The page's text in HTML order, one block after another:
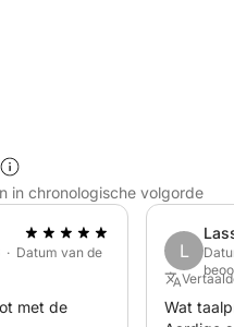
snelle vaart
kleine groepen vrienden
in chronologische volgorde
Datum van de
met de
L
Wat